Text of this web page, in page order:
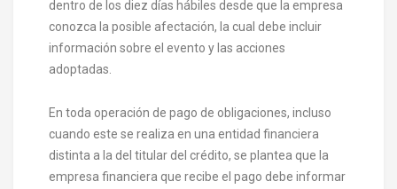
dentro de los diez días hábiles desde que la empresa
conozca la posible afectación, la cual debe incluir
información sobre el evento y las acciones
adoptadas.
En toda operación de pago de obligaciones, incluso
cuando este se realiza en una entidad financiera
distinta a la del titular del crédito, se plantea que la
empresa financiera que recibe el pago debe informar